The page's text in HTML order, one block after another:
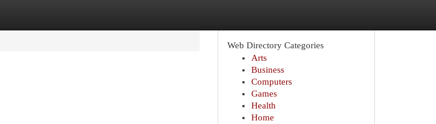
Web Directory Categories
Arts
Business
Computers
Games
Health
Home